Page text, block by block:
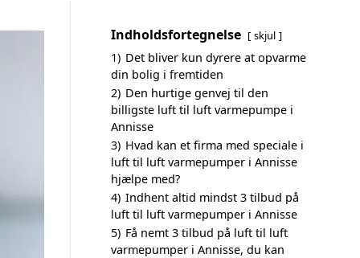
Indholdsfortegnelse skjul
1) Det bliver kun dyrere at opvarme
din bolig i fremtiden
2) Den hurtige genvej til den
billigste luft til luft varmepumpe i
Annisse
3) Hvad kan et firma med speciale i
luft til luft varmepumper i Annisse
hjælpe med?
4) Indhent altid mindst 3 tilbud på
luft til luft varmepumper i Annisse
5) Få nemt 3 tilbud på luft til luft
varmepumper i Annisse, du kan